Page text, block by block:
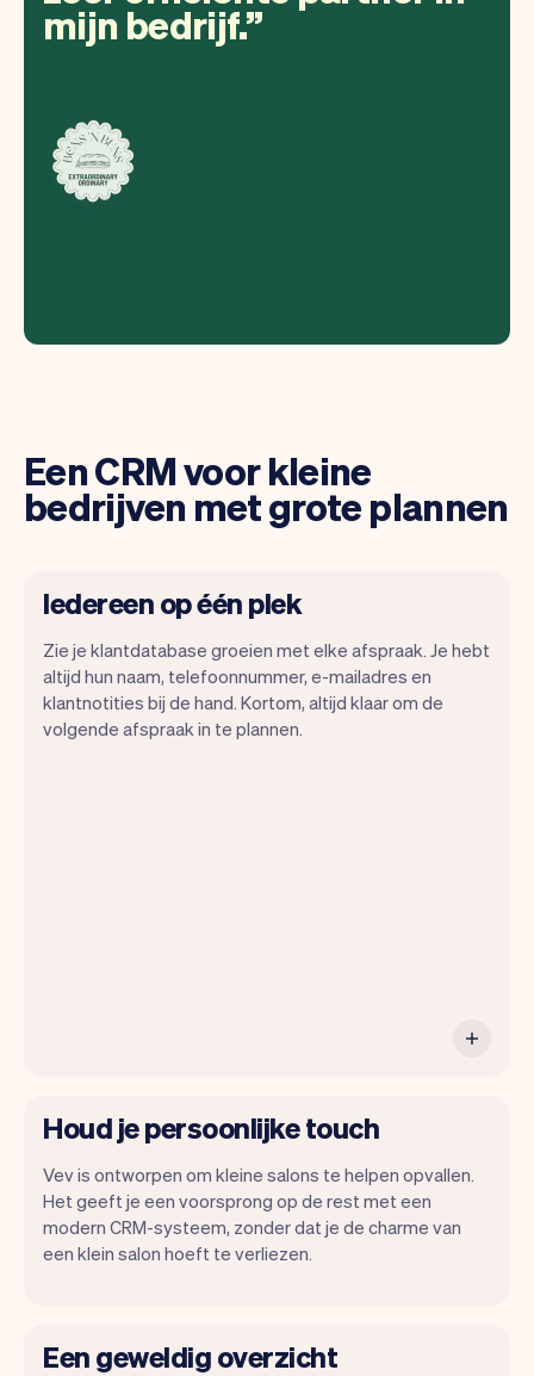
mijn bedrijf.
Een CRM voor kleine
bedrijven met grote plannen
Iedereen op één plek
Zie je klantdatabase groeien met elke afspraak. Je hebt
altijd hun naam, telefoonnummer, e-mailadres en
klantnotities bij de hand. Kortom, altijd klaar om de
volgende afspraak in te plannen.
Met Vev kun je je focussen op je dag. Je
Houd je persoonlijke touch
Vev is ontworpen om kleine salons te helpen opvallen.
Het geeft je een voorsprong op de rest met een
modern CRM-systeem, zonder dat je de charme van
een klein salon hoeft te verliezen.
Een geweldig overzicht